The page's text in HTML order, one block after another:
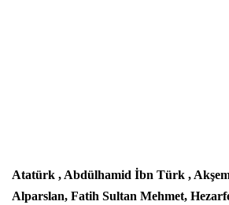
Atatürk , Abdülhamid İbn Türk ,
Alparslan, Fatih Sultan Mehmet,